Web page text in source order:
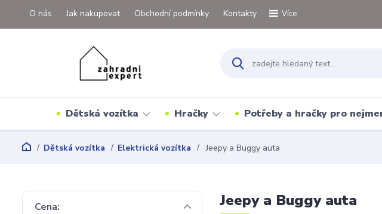
O nás Jak nakupovat Obchodní podmínky Kontakty Více
Dětská vozítka Hračky Potřeby a hračky pro
Dětská vozítka Elektrická vozítka Jeepy a Buggy auta
Jeepy a Buggy auta
Cena: